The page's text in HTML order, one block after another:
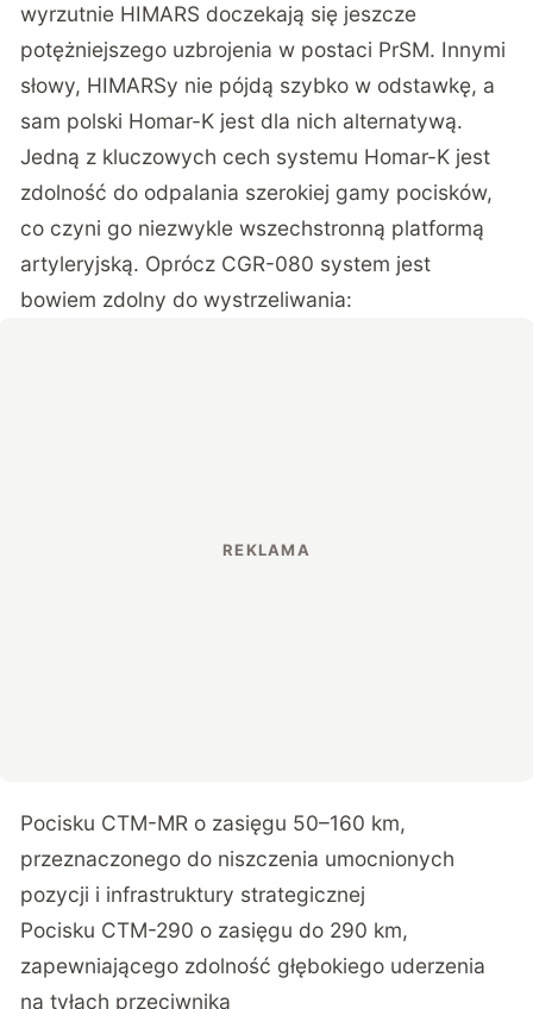
wyrzutnie HIMARS doczekają się jeszcze
potężniejszego uzbrojenia w postaci PrSM. Innymi
słowy, HIMARSy nie pójdą szybko w odstawkę, a
sam polski Homar-K jest dla nich alternatywą.
Jedną z kluczowych cech systemu Homar-K jest
zdolność do odpalania szerokiej gamy pocisków,
co czyni go niezwykle wszechstronną platformą
artyleryjską. Oprócz CGR-080 system jest
bowiem zdolny do wystrzeliwania:
Pocisku CTM-MR o zasięgu 50–160 km,
przeznaczonego do niszczenia umocnionych
pozycji i infrastruktury strategicznej
Pocisku CTM-290 o zasięgu do 290 km,
zapewniającego zdolność głębokiego uderzenia
na tyłach przeciwnika